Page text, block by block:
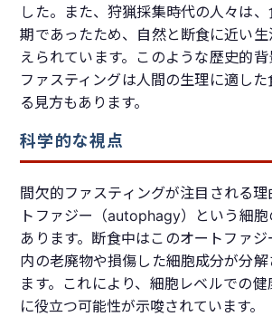
した。また、狩猟採集時代の人々は
期であったため、自然と断食に近い
えられています。このような歴史的
ファスティングは人間の生理に適し
る見方もあります。
科学的な視点
間欠的ファスティングが注目される
トファジー（autophagy）という細
あります。断食中はこのオートファ
内の老廃物や損傷した細胞成分が分
ます。これにより、細胞レベルでの
に役立つ可能性が示唆されています。